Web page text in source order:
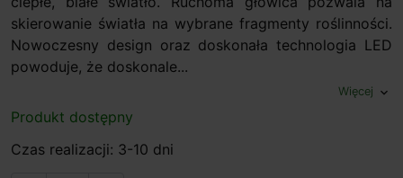
skierowanie światła na wybrane fragmenty roślinności.
Nowoczesny design oraz doskonała technologia LED
powoduje, że doskonale...
Więcej expand_more
Produkt dostępny
Czas realizacji: 3-10 dni